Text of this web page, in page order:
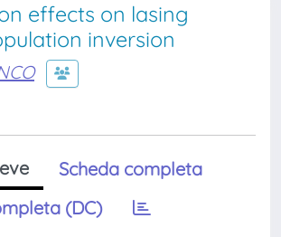
effects on lasing
inversion
Scheda completa
(DC)